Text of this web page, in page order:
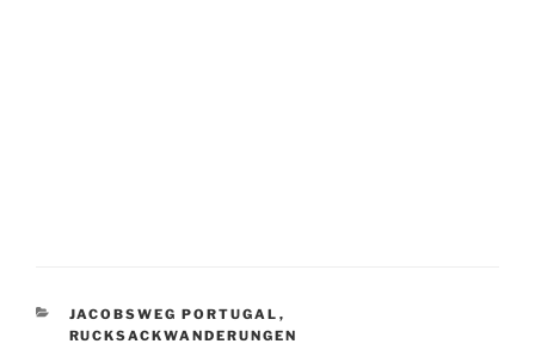
KATEGORIEN
JACOBSWEG PORTUGAL ,
RUCKSACKWANDERUNGEN